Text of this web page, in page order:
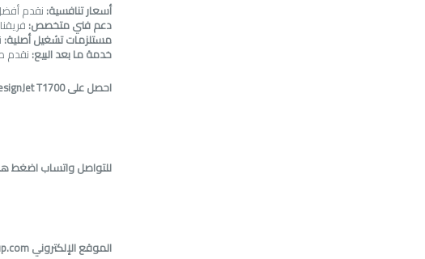
أسعار تنافسية: نقدم
دعم فني متخصص:
مستلزمات تشغيل أصلية:
خدمة ما بعد البيع: نقدم
احصل علىT1700
للتواصل واتساب اضغط
الموقع الإلكتروني